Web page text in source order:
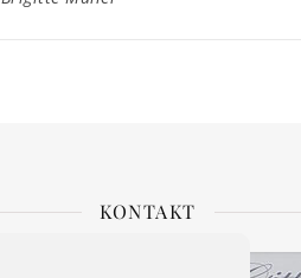
KONTAKT